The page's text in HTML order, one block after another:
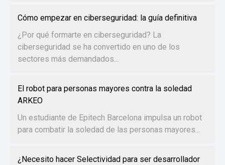
Cómo empezar en ciberseguridad: la guía definitiva
¿Por qué formarte en ciberseguridad? La
ciberseguridad se ha convertido en uno de los
sectores más demandados...
El robot para personas mayores contra la soledad
ARKEO
Un estudiante de Epitech Barcelona impulsa un robot
para combatir la soledad de las personas mayores...
¿Necesito hacer Selectividad para ser desarrollador